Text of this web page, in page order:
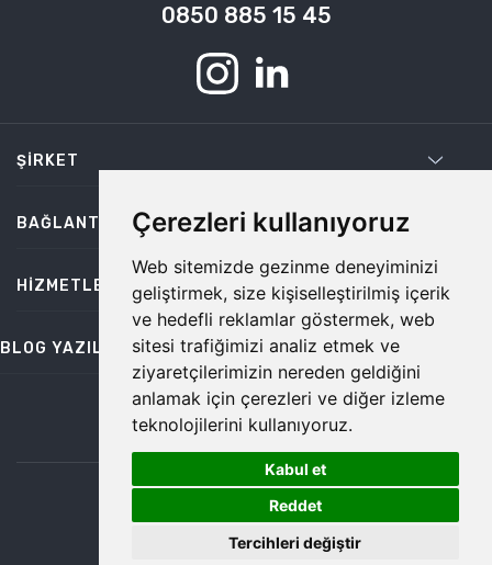
Çerezleri kullanıyoruz
Web sitemizde gezinme deneyiminizi
geliştirmek, size kişiselleştirilmiş içerik
ve hedefli reklamlar göstermek, web
sitesi trafiğimizi analiz etmek ve
ziyaretçilerimizin nereden geldiğini
anlamak için çerezleri ve diğer izleme
teknolojilerini kullanıyoruz.
Kabul et
Reddet
Tercihleri değiştir
0850 885 15 45
ŞIRKET
BAĞLANTILAR
HIZMETLER
BLOG YAZILARI
bilgi@temiz.co
©2026 Temiz, Her Hakkı Saklıdır.